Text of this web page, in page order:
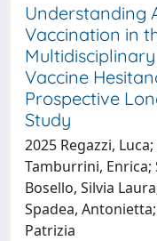
Understanding
Vaccination in
Vaccine
Prospective
Study
2025 Regazzi,
Tamburrini, Enrica;
Bosello, Silvia
Spadea,
Patrizia